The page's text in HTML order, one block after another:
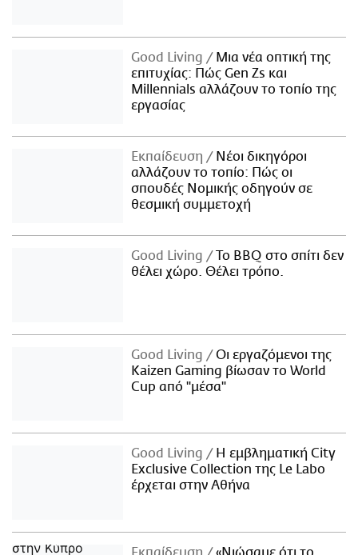
Good Living
Μια νέα οπτική της
επιτυχίας: Πώς Gen Zs και
Millennials αλλάζουν το τοπίο της
εργασίας
Εκπαίδευση
Νέοι δικηγόροι
αλλάζουν το τοπίο: Πώς οι
σπουδές Νομικής οδηγούν σε
θεσμική συμμετοχή
Good Living
Το BBQ στο σπίτι δεν
θέλει χώρο. Θέλει τρόπο.
Good Living
Οι εργαζόμενοι της
Kaizen Gaming βίωσαν το World
Cup από "μέσα"
Good Living
Η εμβληματική City
Exclusive Collection της Le Labo
έρχεται στην Αθήνα